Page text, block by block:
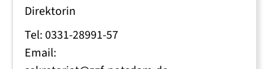
Direktorin
Tel: 0331-28991-57
Email: